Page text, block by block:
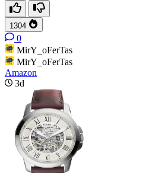
1304
0
MirY_oFerTas
MirY_oFerTas
Amazon
3d